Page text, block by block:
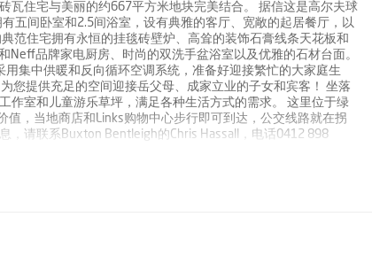
瓦住宅与美丽的约667平方米地块完美结合。 据信这是高尔夫球
五间卧室和2.5间浴室，设有典雅的客厅、宽敞的起居餐厅，以
范住宅拥有永恒的挂毯砖壁炉、高耸的装饰石膏线条天花板和
品牌家电厨房、时尚的双洗手盆浴室以及优雅的石材台面。
集中供暖和反向循环空调系统，准备好迎接繁忙的大家庭生
您提供充足的空间迎接岳父母、成家立业的子女和宾客！ 坐落
作室和儿童游乐草坪，满足各种生活方式的需求。 这里位于绿
，当地商店和Links购物中心步行即可到达，公交线路就在拐
，请联系Buxton Bentleigh的Chris Hassall，电话0412 898